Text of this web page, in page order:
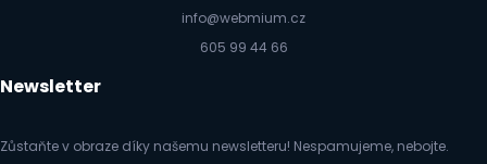
info@webmium.cz
605 99 44 66
Newsletter
Zůstaňte v obraze díky našemu newsletteru! Nespamujeme, nebojte.